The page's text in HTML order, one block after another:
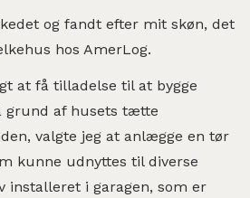
og fandt efter mit skøn, det
hos AmerLog.
at få tilladelse til at bygge
grund af husets tætte
valgte jeg at anlægge en tør
kunne udnyttes til diverse
installeret i garagen, som er